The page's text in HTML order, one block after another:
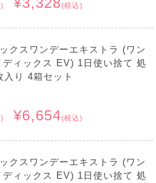
(税込)
クスワンデーエキストラ (ワン
ディックス EV) 1日使い捨て 処
り 4箱セット
¥6,654(税込)
クスワンデーエキストラ (ワン
ディックス EV) 1日使い捨て 処